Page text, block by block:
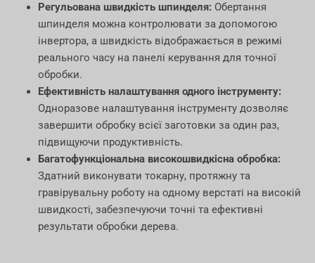
Регульована швидкість шпинделя:Обертання
шпинделя можна контролювати за допомогою
інвертора, а швидкість відображається в режимі
реального часу на панелі керування для точної
обробки.
Ефективність налаштування одного інструменту:
Одноразове налаштування інструменту дозволяє
завершити обробку всієї заготовки за один раз,
підвищуючи продуктивність.
Багатофункціональна високошвидкісна обробка:
Здатний виконувати токарну, протяжну та
гравірувальну роботу на одному верстаті на високій
швидкості, забезпечуючи точні та ефективні
результати обробки дерева.